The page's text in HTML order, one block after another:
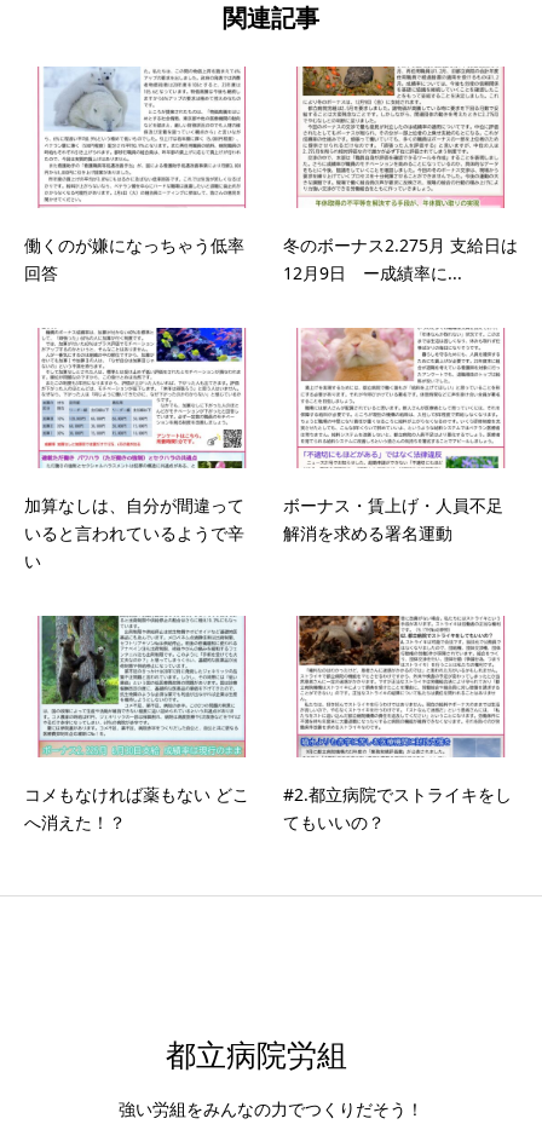
関連記事
働くのが嫌になっちゃう低率
回答
冬のボーナス2.275月 支給日は
12月9日 ー成績率に...
加算なしは、自分が間違って
いると言われているようで辛
い
ボーナス・賃上げ・人員不足
解消を求める署名運動
コメもなければ薬もない どこ
へ消えた！？
#2.都立病院でストライキをし
てもいいの？
都立病院労組
強い労組をみんなの力でつくりだそう！